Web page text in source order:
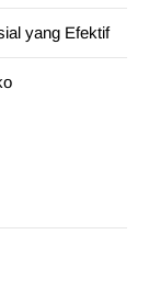
yang Efektif